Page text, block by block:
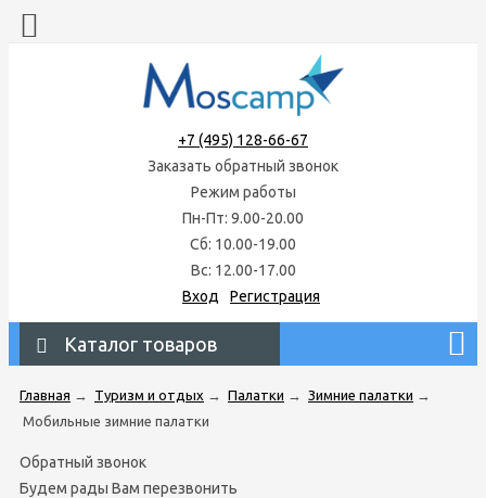
+7 (495) 128-66-67
Заказать обратный звонок
Режим работы
Пн-Пт: 9.00-20.00
Сб: 10.00-19.00
Вс: 12.00-17.00
Вход
Регистрация
Каталог товаров
Главная → Туризм и отдых → Палатки → Зимние палатки →
Мобильные зимние палатки
Обратный звонок
Будем рады Вам перезвонить